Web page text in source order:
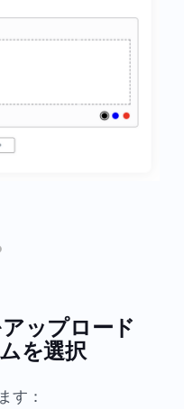
ップロード
を選択
す：